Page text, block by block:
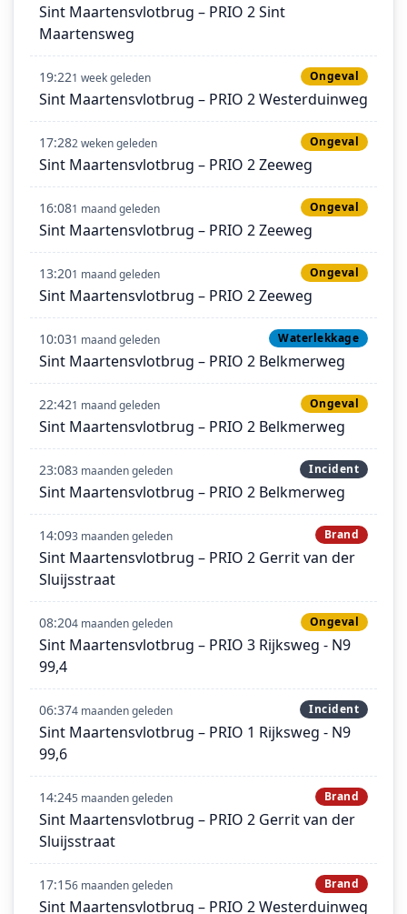
Sint Maartensvlotbrug – PRIO 2 Sint
Maartensweg
19:221 week geleden Ongeval
Sint Maartensvlotbrug – PRIO 2 Westerduinweg
17:282 weken geleden Ongeval
Sint Maartensvlotbrug – PRIO 2 Zeeweg
16:081 maand geleden Ongeval
Sint Maartensvlotbrug – PRIO 2 Zeeweg
13:201 maand geleden Ongeval
Sint Maartensvlotbrug – PRIO 2 Zeeweg
10:031 maand geleden Waterlekkage
Sint Maartensvlotbrug – PRIO 2 Belkmerweg
22:421 maand geleden Ongeval
Sint Maartensvlotbrug – PRIO 2 Belkmerweg
23:083 maanden geleden Incident
Sint Maartensvlotbrug – PRIO 2 Belkmerweg
14:093 maanden geleden Brand
Sint Maartensvlotbrug – PRIO 2 Gerrit van der
Sluijsstraat
08:204 maanden geleden Ongeval
Sint Maartensvlotbrug – PRIO 3 Rijksweg - N9
99,4
06:374 maanden geleden Incident
Sint Maartensvlotbrug – PRIO 1 Rijksweg - N9
99,6
14:245 maanden geleden Brand
Sint Maartensvlotbrug – PRIO 2 Gerrit van der
Sluijsstraat
17:156 maanden geleden Brand
Sint Maartensvlotbrug – PRIO 2 Westerduinweg